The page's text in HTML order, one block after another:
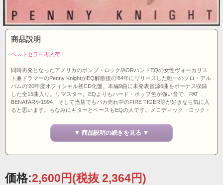
商品説明
ベストセラー再入荷！
同時再発となったアメリカのポンプ・ロック/AORバンドEQの女性ヴォーカリス
ト兼ドラマーのPenny KnightがEQ解散後の'84年にリリースした唯一のソロ・アル
バムの'20年度オフィシャル初CD化盤。本編9曲に未発表音源6曲をボーナス収録
した全15曲入り。リマスター。EQよりもハード・ポップ色が強い音で、PAT
BENATARや1994、そして当店でもバカ売れ中のFIRE TIGER等が好きなら気に入
ると思います。ちなみにギターとベースもEQの人です。メロディック・ロック・
▼ 商品説明の続きを見る ▼
価格:2,600円(税抜 2,364円)